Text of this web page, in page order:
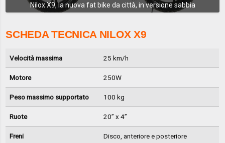
Nilox X9, la nuova fat bike da città, in versione sabbia
SCHEDA TECNICA NILOX X9
Velocità massima 25 km/h
Motore 250W
Peso massimo supportato 100 kg
Ruote 20” x 4”
Freni Disco, anteriore e posteriore